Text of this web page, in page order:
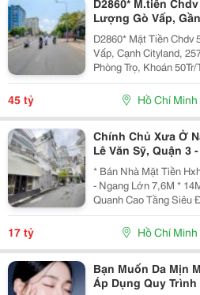
D2860* M.tiền
Lượng Gò Vấp,
D2860* Mặt Tiền Chdv
Vấp, Cạnh Cityland, 257M2, 4X Tỷ
Phòng Trọ, Khoán 50Tr/Tháng D.tích
Odt), Đất Vuông A4 Kết Cấu 1 Trệt, 2L, St Đ. 20M Thông
(Qh 30M) Kết Bạn
45 tỷ Hồ Chí Minh
Chính Chủ Xưa Ở
Lê Văn Sỹ, Quận 3
Dòng Tiền Cho
Quanh Nhà Xây
* Bán Nhà Mặt Tiền
- Ngang Lớn 7,6M *
Quanh Cao Tầng Siêu
Diện Tích: 100M2. -
Thông Trường Sa -
17 tỷ Hồ Chí Minh
Bạn Muốn Da Mịn
Áp Dụng Quy Trình